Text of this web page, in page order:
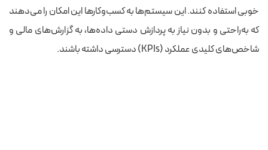
خوبی استفاده کنند. این سیستم‌ها به کسب‌وکارها این امکان را می‌دهند
که به‌راحتی و بدون نیاز به پردازش دستی داده‌ها، به گزارش‌های مالی و
شاخص‌های کلیدی عملکرد (KPIs) دسترسی داشته باشند.